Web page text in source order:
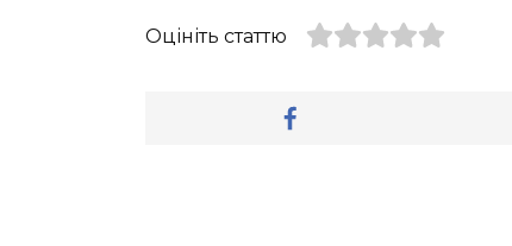
Оцініть статтю